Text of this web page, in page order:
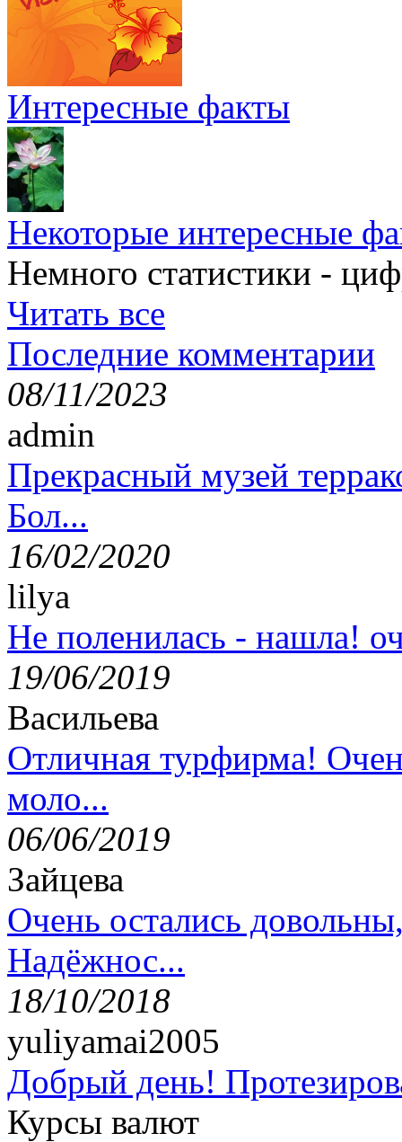
Интересные факты
Некоторые интересные
Немного статистики -
Читать все
Последние комментарии
08/11/2023
admin
Прекрасный музей
Бол...
16/02/2020
lilya
Не поленилась - нашла!
19/06/2019
Васильева
Отличная турфирма!
моло...
06/06/2019
Зайцева
Очень остались
Надёжнос...
18/10/2018
yuliyamai2005
Добрый день!
Курсы валют